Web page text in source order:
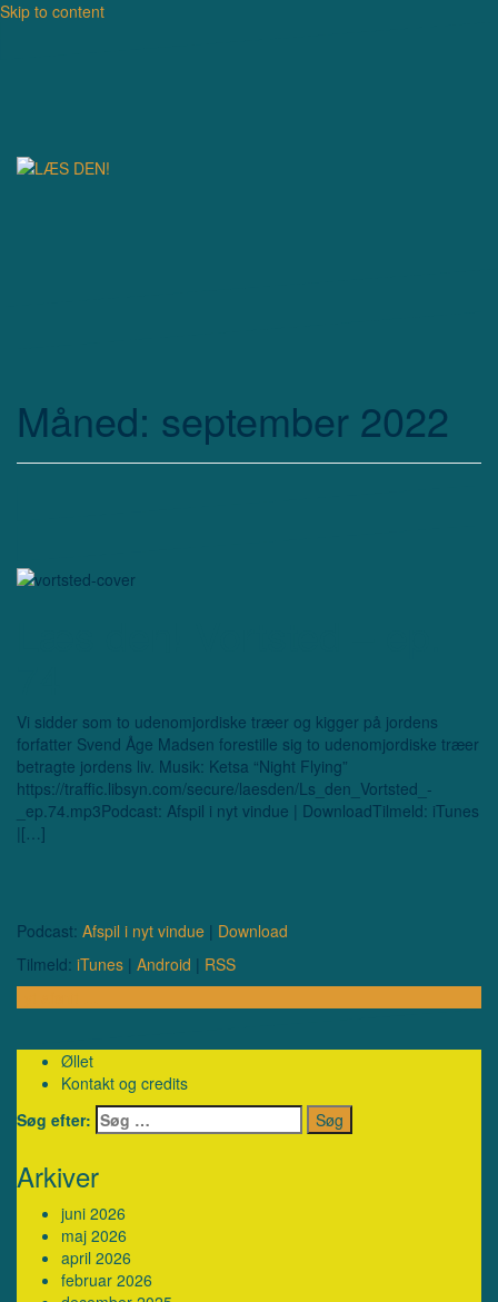
Skip to content
Måned: september 2022
Vi sidder som to udenomjordiske træer og kigger på jordens
forfatter Svend Åge Madsen forestille sig to udenomjordiske træer
betragte jordens liv. Musik: Ketsa “Night Flying”
https://traffic.libsyn.com/secure/laesden/Ls_den_Vortsted_-
_ep.74.mp3Podcast: Afspil i nyt vindue | DownloadTilmeld: iTunes
|[…]
Podcast: Afspil i nyt vindue | Download
Tilmeld: iTunes | Android | RSS
Øllet
Kontakt og credits
Søg efter:
Arkiver
juni 2026
maj 2026
april 2026
februar 2026